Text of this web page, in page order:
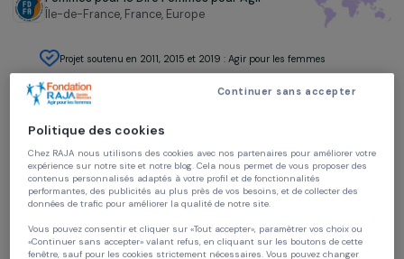
Violences
Femmes pour le Dire Femmes pour Agir
Île-de-France, France,Europe
Projet soutenu en 2011, 2015 et 2019 : Agir pour les femmes
Politique des cookies
Chez RAJA nous utilisons des cookies avec nos partenaires pour améliorer
expérience sur notre site et notre blog. Cela nous permet de vous proposer
Continuer sans accepter